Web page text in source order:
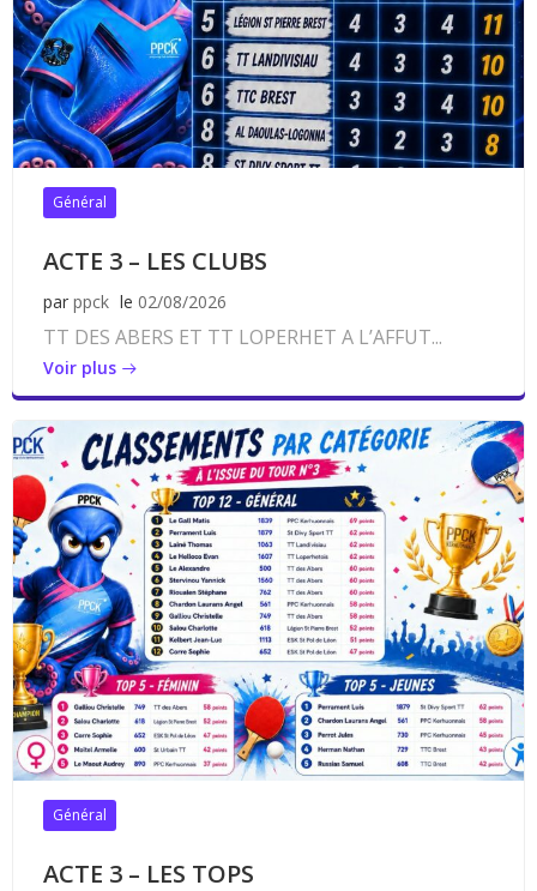
Général
ACTE 3 – LES CLUBS
par ppck le 02/08/2026
TT DES ABERS ET TT LOPERHET A L’AFFUT...
Voir plus
Général
ACTE 3 – LES TOPS